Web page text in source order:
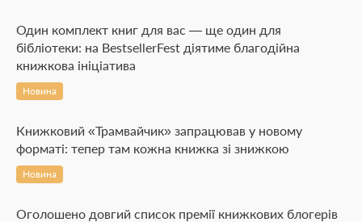
Один комплект книг для вас — ще один для
бібліотеки: на BestsellerFest діятиме благодійна
книжкова ініціатива
Новина
Книжковий «Трамвайчик» запрацював у новому
форматі: тепер там кожна книжка зі знижкою
Новина
Оголошено довгий список премії книжкових блогерів